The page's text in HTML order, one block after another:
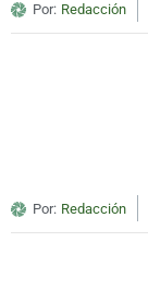
Por: Redacción
Por: Redacción